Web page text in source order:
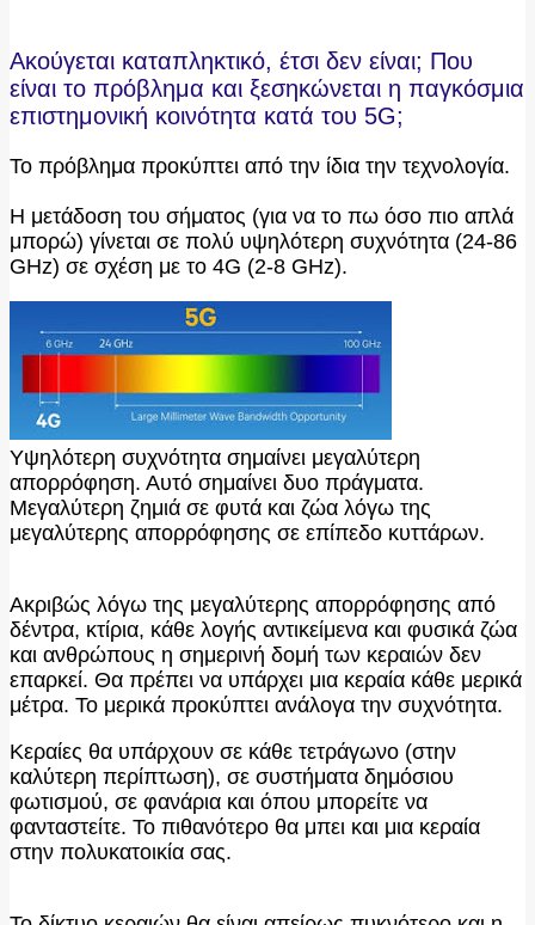
Ακούγεται καταπληκτικό, έτσι δεν είναι; Που
είναι το πρόβλημα και ξεσηκώνεται η παγκόσμια
επιστημονική κοινότητα κατά του 5G;
Το πρόβλημα προκύπτει από την ίδια την τεχνολογία.
Η μετάδοση του σήματος (για να το πω όσο πιο απλά
μπορώ) γίνεται σε πολύ υψηλότερη συχνότητα (24-86
GHz) σε σχέση με το 4G (2-8 GHz).
Υψηλότερη συχνότητα σημαίνει μεγαλύτερη
απορρόφηση. Αυτό σημαίνει δυο πράγματα.
Μεγαλύτερη ζημιά σε φυτά και ζώα λόγω της
μεγαλύτερης απορρόφησης σε επίπεδο κυττάρων.
Ακριβώς λόγω της μεγαλύτερης απορρόφησης από
δέντρα, κτίρια, κάθε λογής αντικείμενα και φυσικά ζώα
και ανθρώπους η σημερινή δομή των κεραιών δεν
επαρκεί. Θα πρέπει να υπάρχει μια κεραία κάθε μερικά
μέτρα. Το μερικά προκύπτει ανάλογα την συχνότητα.
Κεραίες θα υπάρχουν σε κάθε τετράγωνο (στην
καλύτερη περίπτωση), σε συστήματα δημόσιου
φωτισμού, σε φανάρια και όπου μπορείτε να
φανταστείτε. Το πιθανότερο θα μπει και μια κεραία
στην πολυκατοικία σας.